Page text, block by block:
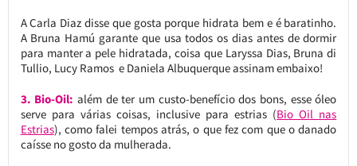
A Carla Diaz disse que gosta porque hidrata bem e é baratinho.
A Bruna Hamú garante que usa todos os dias antes de dormir
para manter a pele hidratada, coisa que Laryssa Dias, Bruna di
Tullio, Lucy Ramos e Daniela Albuquerque assinam embaixo!
3. Bio-Oil: além de ter um custo-benefício dos bons, esse óleo
serve para várias coisas, inclusive para estrias (Bio Oil nas
Estrias), como falei tempos atrás, o que fez com que o danado
caísse no gosto da mulherada.